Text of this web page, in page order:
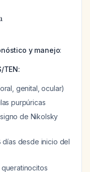
y manejo:
TEN:
genital, ocular)
purpúricas
de Nikolsky
desde inicio del